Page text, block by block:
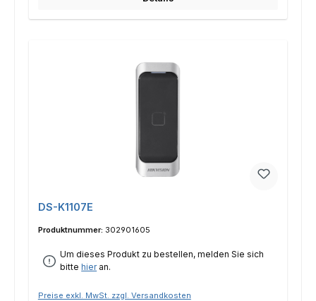
DS-K1107E
Produktnummer: 302901605
Um dieses Produkt zu bestellen, melden Sie sich
bittehieran.
Preise exkl. MwSt. zzgl. Versandkosten